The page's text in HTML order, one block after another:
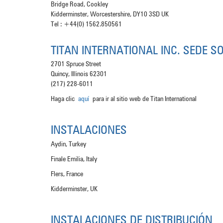
Bridge Road, Cookley
Kidderminster, Worcestershire, DY10 3SD UK
Tel : +44(0) 1562.850561
TITAN INTERNATIONAL INC. SEDE
2701 Spruce Street
Quincy, Illinois 62301
(217) 228-6011
Haga clic aquí para ir al sitio web de Titan International
INSTALACIONES
Aydin, Turkey
Finale Emilia, Italy
Flers, France
Kidderminster, UK
INSTALACIONES DE DISTRIBUCIÓN